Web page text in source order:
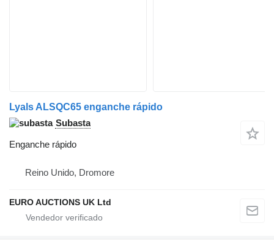
Lyals ALSQC65 enganche rápido
Subasta
Enganche rápido
Reino Unido, Dromore
EURO AUCTIONS UK Ltd